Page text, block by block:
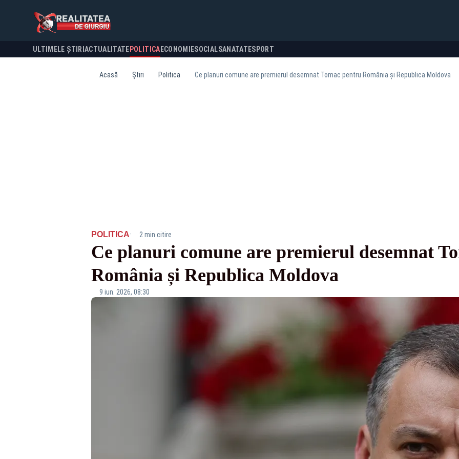
ULTIMELE ȘTIRI ACTUALITATE POLITICA ECONOMIESOCIALSANATATESPORT
Acasă Știri Politica Ce planuri comune are premierul desemnat Tomac pentru România și Republica Moldova
POLITICA· 2 min citire
Ce planuri comune are premierul desemnat
România și Republica Moldova
9 iun. 2026, 08:30